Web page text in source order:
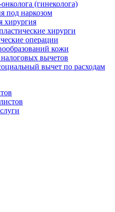
(гинеколога)
под наркозом
хирургия
хирурги
операции
кожи
вычетов
вычет по расходам